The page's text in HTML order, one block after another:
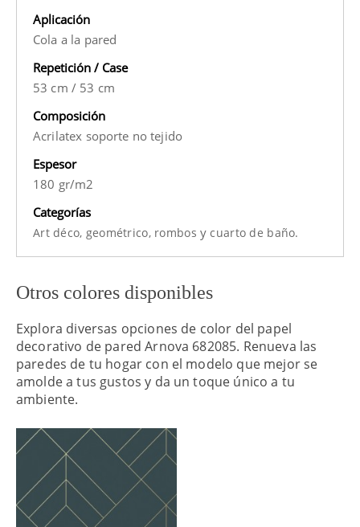
Aplicación
Cola a la pared
Repetición / Case
53 cm / 53 cm
Composición
Acrilatex soporte no tejido
Espesor
180 gr/m2
Categorías
Art déco, geométrico, rombosycuarto de baño.
Otros colores disponibles
Explora diversas opciones de color del papel
decorativo de pared Arnova 682085. Renueva las
paredes de tu hogar con el modelo que mejor se
amolde a tus gustos y da un toque único a tu
ambiente.